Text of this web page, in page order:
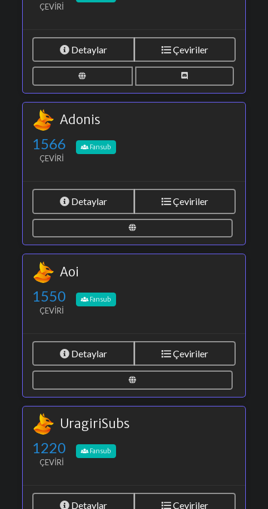
ÇEVIRI
Detaylar Çeviriler
Adonis
1566
ÇEVIRI
Fansub
Detaylar Çeviriler
Aoi
1550
ÇEVIRI
Fansub
Detaylar Çeviriler
UragiriSubs
1220
ÇEVIRI
Fansub
Detaylar Çeviriler